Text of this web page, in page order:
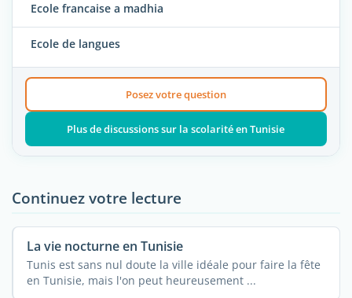
Ecole francaise a madhia
Ecole de langues
Posez votre question
Plus de discussions sur la scolarité en Tunisie
Continuez votre lecture
La vie nocturne en Tunisie
Tunis est sans nul doute la ville idéale pour faire la fête
en Tunisie, mais l'on peut heureusement ...